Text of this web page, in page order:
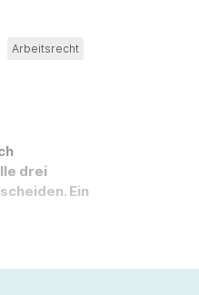
Arbeitsrecht
drei
Ein